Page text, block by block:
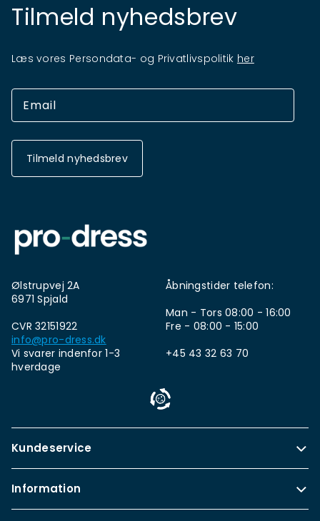
Tilmeld nyhedsbrev
Læs vores Persondata- og Privatlivspolitik her
Tilmeld nyhedsbrev
Ølstrupvej 2A
6971 Spjald
CVR 32151922
info@pro-dress.dk
Vi svarer indenfor 1-3
hverdage
Åbningstider telefon:
Man - Tors 08:00 - 16:00
Fre - 08:00 - 15:00
+45 43 32 63 70
Kundeservice
Information